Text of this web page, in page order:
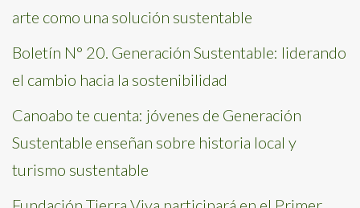
arte como una solución sustentable
Boletín N° 20. Generación Sustentable: liderando
el cambio hacia la sostenibilidad
Canoabo te cuenta: jóvenes de Generación
Sustentable enseñan sobre historia local y
turismo sustentable